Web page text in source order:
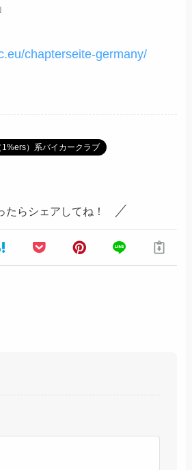
chapterseite-germany/
）系バイカークラブ
たらシェアしてね！